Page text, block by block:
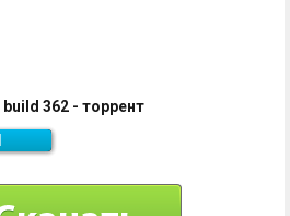
build 362 - торрент